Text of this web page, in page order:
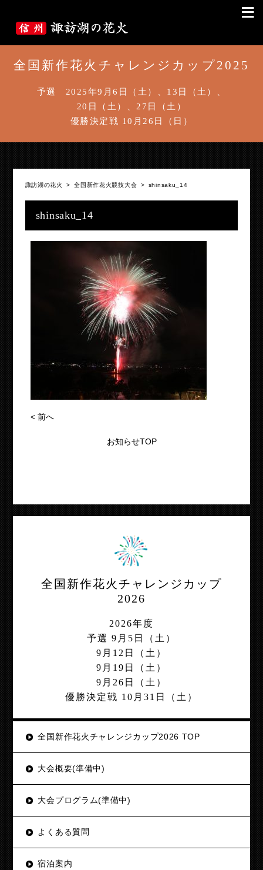
≡
全国新作花火チャレンジカップ2025
予選 2025年9月6日（土）、13日（土）、
20日（土）、27日（土）
優勝決定戦 10月26日（日）
諏訪湖の花火 >全国新作花火競技大会 > shinsaku_14
shinsaku_14
<前へ
お知らせTOP
全国新作花火チャレンジカップ
2026
2026年度
予選 9月5日（土）
9月12日（土）
9月19日（土）
9月26日（土）
優勝決定戦 10月31日（土）
全国新作花火チャレンジカップ2026 TOP
大会概要(準備中)
大会プログラム(準備中)
よくある質問
宿泊案内